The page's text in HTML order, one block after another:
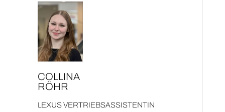
COL­LI­NA
RÖHR
LEXUS VER­TRIEBS­AS­SIS­TEN­TIN